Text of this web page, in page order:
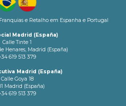
e Retalho em Espanha e Portugal
Madrid (España)
Calle Tinte 1
Henares, Madrid (España)
619 513 379
Madrid (España)
Calle Goya 18
Madrid (España)
619 513 379